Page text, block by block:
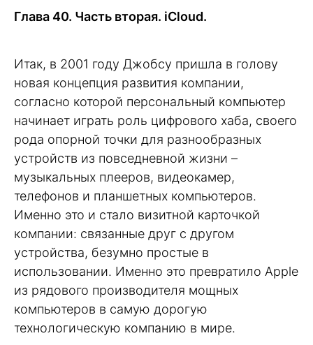
Глава 40. Часть вторая. iCloud.
Итак, в 2001 году Джобсу пришла в голову
новая концепция развития компании,
согласно которой персональный компьютер
начинает играть роль цифрового хаба, своего
рода опорной точки для разнообразных
устройств из повседневной жизни –
музыкальных плееров, видеокамер,
телефонов и планшетных компьютеров.
Именно это и стало визитной карточкой
компании: связанные друг с другом
устройства, безумно простые в
использовании. Именно это превратило Apple
из рядового производителя мощных
компьютеров в самую дорогую
технологическую компанию в мире.